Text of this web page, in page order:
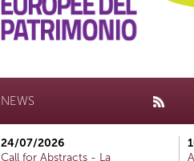
NEWS
24/07/2026
Call for Abstracts - La